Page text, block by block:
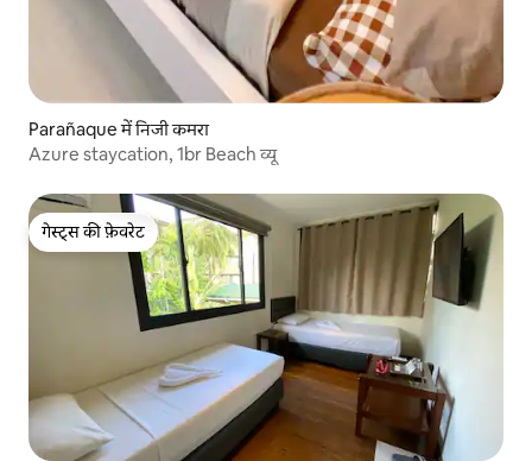
Parañaque में निजी कमरा
Azure staycation, 1br Beach व्यू
गेस्ट्स की फ़ेवरेट
गेस्ट्स की फ़ेवरेट